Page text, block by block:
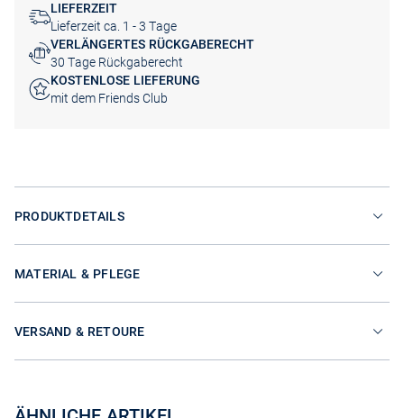
LIEFERZEIT
Lieferzeit ca. 1 - 3 Tage
VERLÄNGERTES RÜCKGABERECHT
30 Tage Rückgaberecht
KOSTENLOSE LIEFERUNG
mit dem Friends Club
PRODUKTDETAILS
MATERIAL & PFLEGE
VERSAND & RETOURE